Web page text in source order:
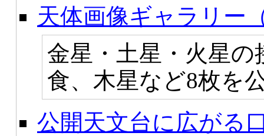
天体画像ギャラリー
金星・土星・火星
食、木星など8枚を
公開天文台に広がる